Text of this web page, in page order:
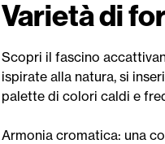
Varietà di
Scopri il fascino
ispirate alla natura, si
palette di colori caldi e
Armonia cromatica: una